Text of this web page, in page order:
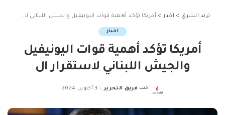
ترند الشرق > اخبار > أمريكا تؤكد أهمية قوات اليونيفيل والجيش اللبناني لاستقرار ال
اخبار
أمريكا تؤكد أهمية قوات اليونيفيل
والجيش اللبناني لاستقرار ال
Posted
كتب فريق التحرير 3 أكتوبر، 2024